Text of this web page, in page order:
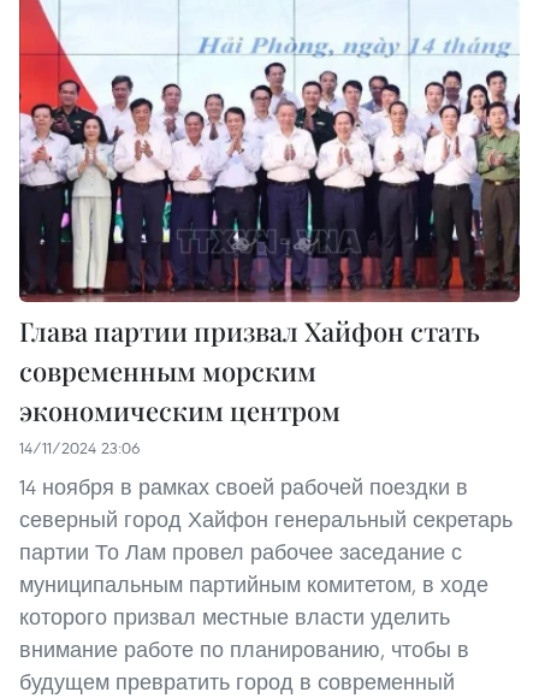
Глава партии призвал Хайфон стать
современным морским
экономическим центром
14/11/2024 23:06
14 ноября в рамках своей рабочей поездки в
северный город Хайфон генеральный секретарь
партии То Лам провел рабочее заседание с
муниципальным партийным комитетом, в ходе
которого призвал местные власти уделить
внимание работе по планированию, чтобы в
будущем превратить город в современный